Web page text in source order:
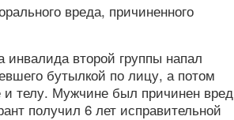
вреда, причиненного
второй группы напал
бутылкой по лицу, а потом
и телу. Мужчине был причинен вред
получил 6 лет исправительной